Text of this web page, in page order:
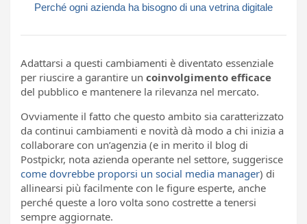
Perché ogni azienda ha bisogno di una vetrina digitale
Adattarsi a questi cambiamenti è diventato essenziale
per riuscire a garantire un coinvolgimento efficace
del pubblico e mantenere la rilevanza nel mercato.
Ovviamente il fatto che questo ambito sia caratterizzato
da continui cambiamenti e novità dà modo a chi inizia a
collaborare con un’agenzia (e in merito il blog di
Postpickr, nota azienda operante nel settore, suggerisce
come dovrebbe proporsi un social media manager) di
allinearsi più facilmente con le figure esperte, anche
perché queste a loro volta sono costrette a tenersi
sempre aggiornate.